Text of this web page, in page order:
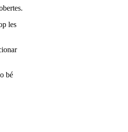
les
o bé